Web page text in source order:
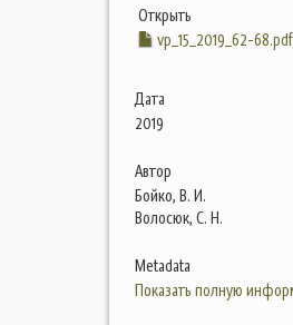
Открыть
vp_15_2019_62-
Дата
2019
Автор
Бойко, В. И.
Волосюк, С. Н.
Metadata
Показать полную